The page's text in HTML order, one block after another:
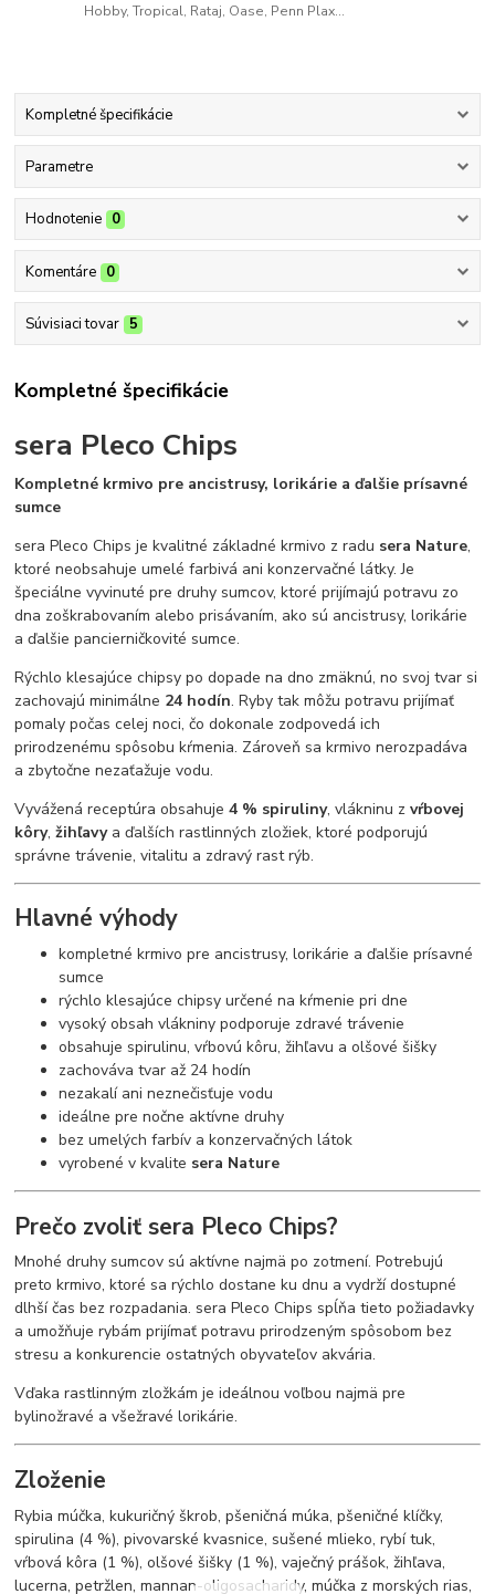
Hobby, Tropical, Rataj, Oase, Penn Plax...
Kompletné špecifikácie
Parametre
Hodnotenie 0
Komentáre 0
Súvisiaci tovar 5
Kompletné špecifikácie
sera Pleco Chips
Kompletné krmivo pre ancistrusy, lorikárie a ďalšie prísavné
sumce
sera Pleco Chips je kvalitné základné krmivo z radu sera Nature,
ktoré neobsahuje umelé farbivá ani konzervačné látky. Je
špeciálne vyvinuté pre druhy sumcov, ktoré prijímajú potravu zo
dna zoškrabovaním alebo prisávaním, ako sú ancistrusy, lorikárie
a ďalšie pancierničkovité sumce.
Rýchlo klesajúce chipsy po dopade na dno zmäknú, no svoj tvar si
zachovajú minimálne 24 hodín. Ryby tak môžu potravu prijímať
pomaly počas celej noci, čo dokonale zodpovedá ich
prirodzenému spôsobu kŕmenia. Zároveň sa krmivo nerozpadáva
a zbytočne nezaťažuje vodu.
Vyvážená receptúra obsahuje4 % spiruliny, vlákninu zvŕbovej
kôry,žihľavya ďalších rastlinných zložiek, ktoré podporujú
správne trávenie, vitalitu a zdravý rast rýb.
Hlavné výhody
kompletné krmivo pre ancistrusy, lorikárie a ďalšie prísavné
sumce
rýchlo klesajúce chipsy určené na kŕmenie pri dne
vysoký obsah vlákniny podporuje zdravé trávenie
obsahuje spirulinu, vŕbovú kôru, žihľavu a olšové šišky
zachováva tvar až 24 hodín
nezakalí ani neznečisťuje vodu
ideálne pre nočne aktívne druhy
bez umelých farbív a konzervačných látok
vyrobené v kvalite sera Nature
Prečo zvoliť sera Pleco Chips?
Mnohé druhy sumcov sú aktívne najmä po zotmení. Potrebujú
preto krmivo, ktoré sa rýchlo dostane ku dnu a vydrží dostupné
dlhší čas bez rozpadania. sera Pleco Chips spĺňa tieto požiadavky
a umožňuje rybám prijímať potravu prirodzeným spôsobom bez
stresu a konkurencie ostatných obyvateľov akvária.
Vďaka rastlinným zložkám je ideálnou voľbou najmä pre
bylinožravé a všežravé lorikárie.
Zloženie
Rybia múčka, kukuričný škrob, pšeničná múka, pšeničné klíčky,
spirulina (4 %), pivovarské kvasnice, sušené mlieko, rybí tuk,
vŕbová kôra (1 %), olšové šišky (1 %), vaječný prášok, žihľava,
lucerna, petržlen, mannan-oligosacharidy, múčka z morských rias,